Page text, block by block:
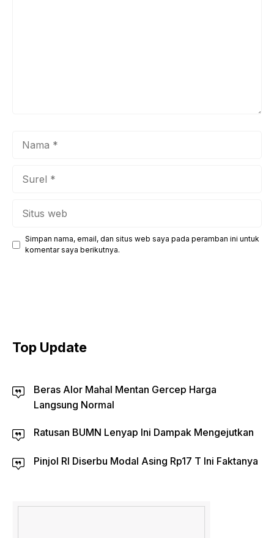
Simpan nama, email, dan situs web saya pada peramban ini untuk
komentar saya berikutnya.
Top Update
Beras Alor Mahal Mentan Gercep Harga
Langsung Normal
Ratusan BUMN Lenyap Ini Dampak Mengejutkan
Pinjol RI Diserbu Modal Asing Rp17 T Ini Faktanya